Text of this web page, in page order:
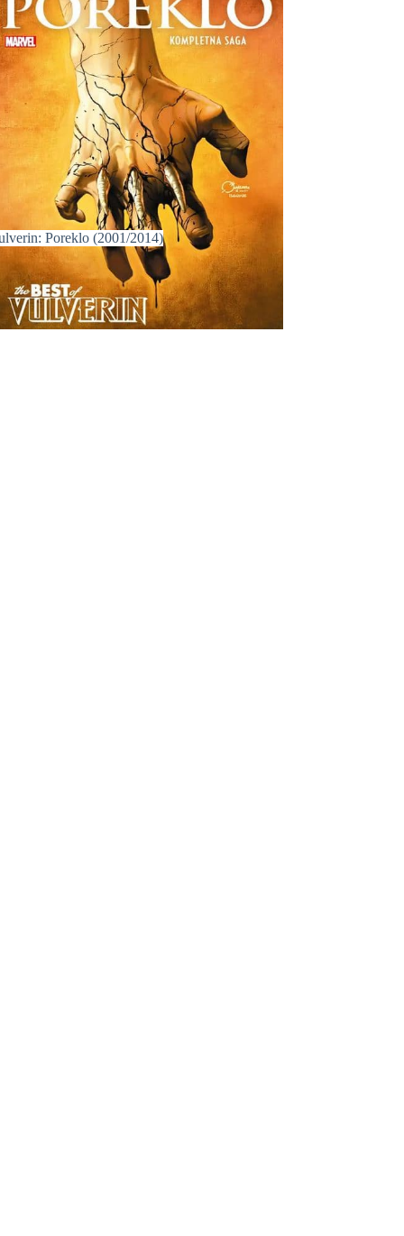
Poreklo (2001/2014)